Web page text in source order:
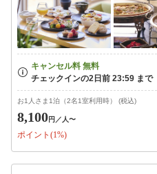
お1人さま1泊（2名1室利用時） (税込)
8,100円 ／人〜
ポイント(1%)